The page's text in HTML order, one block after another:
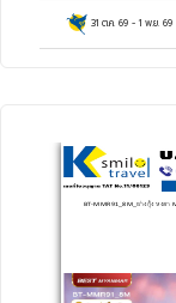
31 ต.ค. 69 -1 พ.ย. 69